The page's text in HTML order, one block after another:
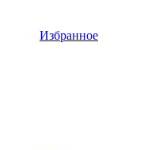
Избранное